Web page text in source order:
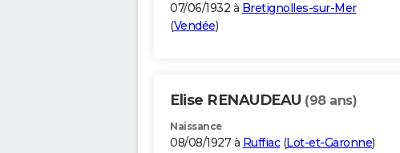
07/06/1932 à Bretignolles-sur-Mer
(Vendée)
Elise RENAUDEAU (98 ans)
Naissance
08/08/1927 à Ruffiac(Lot-et-Garonne)